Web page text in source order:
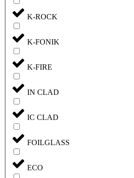
K-ROCK
K-FONIK
K-FIRE
IN CLAD
IC CLAD
FOILGLASS
ECO